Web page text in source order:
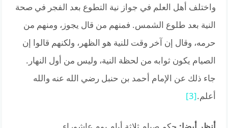
واختلف أهل العلم في جواز نية التطوع بعد الفجر في صحة
النية بعد طلوع الشمس. فمنهم من قال يجوز، ومنهم من
حرمه، وقال إن آخر وقت للنية هو الظهر، ولكنهم قالوا إن
الصيام يكون ثوابه من لحظة النية، وليس من أول النهار.
جاء ذلك عن الإمام أحمد بن حنبل رضي الله عنه والله
أعلم.[3]